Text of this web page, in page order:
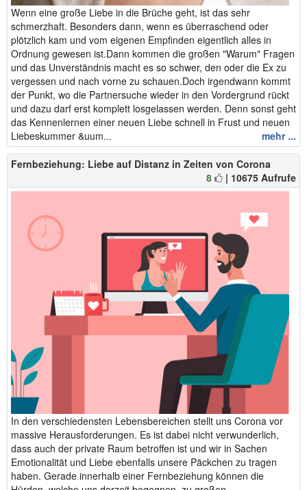
Wenn eine große Liebe in die Brüche geht, ist das sehr
schmerzhaft. Besonders dann, wenn es überraschend oder
plötzlich kam und vom eigenen Empfinden eigentlich alles in
Ordnung gewesen ist.Dann kommen die großen "Warum" Fragen
und das Unverständnis macht es so schwer, den oder die Ex zu
vergessen und nach vorne zu schauen.Doch irgendwann kommt
der Punkt, wo die Partnersuche wieder in den Vordergrund rückt
und dazu darf erst komplett losgelassen werden. Denn sonst geht
das Kennenlernen einer neuen Liebe schnell in Frust und neuen
Liebeskummer &uum...
mehr ...
Fernbeziehung: Liebe auf Distanz in Zeiten von Corona
8
| 10675 Aufrufe
In den verschiedensten Lebensbereichen stellt uns Corona vor
massive Herausforderungen. Es ist dabei nicht verwunderlich,
dass auch der private Raum betroffen ist und wir in Sachen
Emotionalität und Liebe ebenfalls unsere Päckchen zu tragen
haben. Gerade innerhalb einer Fernbeziehung können die